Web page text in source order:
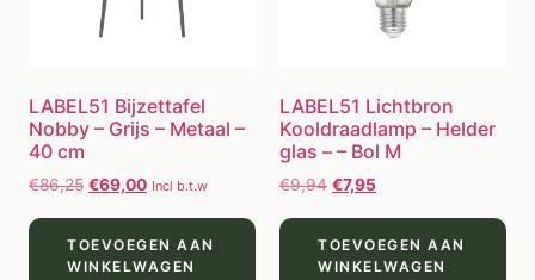
LABEL51 Bijzettafel
Nobby – Grijs – Metaal –
40 cm
€86,25 €69,00 Incl b.t.w
TOEVOEGEN AAN
WINKELWAGEN
LABEL51 Lichtbron
Kooldraadlamp – Helder
glas – – Bol M
€9,94 €7,95
TOEVOEGEN AAN
WINKELWAGEN